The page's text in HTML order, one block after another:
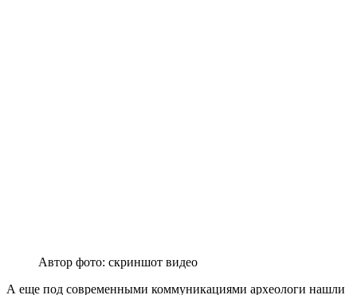
Автор фото: скриншот видео
А еще под современными коммуникациями археологи нашли